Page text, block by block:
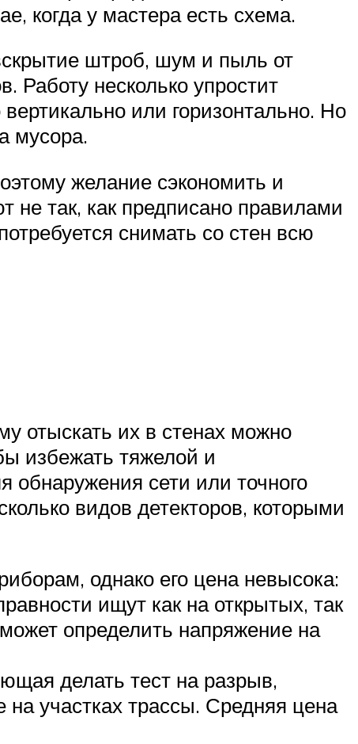
когда у мастера есть схема.
штроб, шум и пыль от
Работу несколько упростит
или горизонтально. Но
мусора.
желание сэкономить и
не так, как предписано правилами
снимать со стен всю
отыскать их в стенах можно
избежать тяжелой и
обнаружения сети или точного
видов детекторов, которыми
однако его цена невысока:
ищут как на открытых, так
определить напряжение на
делать тест на разрыв,
на участках трассы. Средняя цена